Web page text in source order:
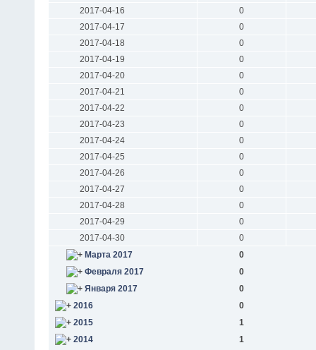
2017-04-16
0
2017-04-17
0
2017-04-18
0
2017-04-19
0
2017-04-20
0
2017-04-21
0
2017-04-22
0
2017-04-23
0
2017-04-24
0
2017-04-25
0
2017-04-26
0
2017-04-27
0
2017-04-28
0
2017-04-29
0
2017-04-30
0
Марта 2017
0
Февраля 2017
0
Января 2017
0
2016
0
2015
1
2014
1